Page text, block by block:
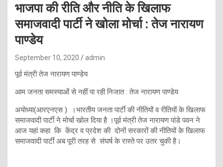
भाजपा की रीति और नीति के खिलाफ
समाजवादी पार्टी ने खोला मोर्चा : तेज नारायण
पाण्डेय
September 10, 2020 admin
पूर्व मंत्री तेज नारायण पाण्डेय
आम जनता समस्याओं से नहीं पा रही निजात : तेज नारायण पाण्डेय
अयोध्या(आरएनएस ) ।भारतीय जनता पार्टी की नीतियों व रीतियों के खिलाफ
समाजवादी पार्टी ने मोर्चा खोल दिया है ।पूर्व मंत्री तेज नारायण पांडे पवन ने
आज यहां कहा कि केंद्र व प्रदेश की दोनों सरकारों की नीतियों के खिलाफ
समाजवादी पार्टी अब पूरी तरह से संघर्ष के रास्ते पर उतर चुकी है।